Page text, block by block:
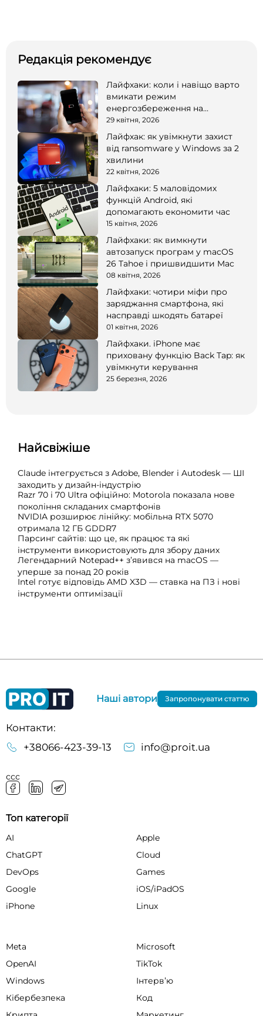
Редакція рекомендує
Лайфхаки: коли і навіщо варто
вмикати режим
енергозбереження на
смартфоні
29 квітня, 2026
Лайфхак: як увімкнути захист
від ransomware у Windows за 2
хвилини
22 квітня, 2026
Лайфхаки: 5 маловідомих
функцій Android, які
допомагають економити час
15 квітня, 2026
Лайфхаки: як вимкнути
автозапуск програм у macOS
26 Tahoe і пришвидшити Mac
08 квітня, 2026
Лайфхаки: чотири міфи про
заряджання смартфона, які
насправді шкодять батареї
01 квітня, 2026
Лайфхаки. iPhone має
приховану функцію Back Tap: як
увімкнути керування
25 березня, 2026
Найсвіжіше
Claude інтегрується з Adobe, Blender і Autodesk — ШІ
заходить у дизайн-індустрію
Razr 70 і 70 Ultra офіційно: Motorola показала нове
покоління складаних смартфонів
NVIDIA розширює лінійку: мобільна RTX 5070
отримала 12 ГБ GDDR7
Парсинг сайтів: що це, як працює та які
інструменти використовують для збору даних
Легендарний Notepad++ з’явився на macOS —
уперше за понад 20 років
Intel готує відповідь AMD X3D — ставка на ПЗ і нові
інструменти оптимізації
Контакти:
+38066-423-39-13
info@proit.ua
ссс
Наші автори Запропонувати статтю
Топ категорії
AI
Apple
ChatGPT
Cloud
DevOps
Games
Google
iOS/iPadOS
iPhone
Linux
Meta
Microsoft
OpenAI
TikTok
Windows
Інтервʼю
Кібербезпека
Код